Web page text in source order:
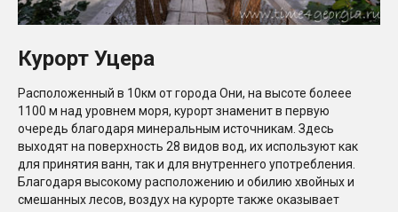
Курорт Уцера
Расположенный в 10км от города Они, на высоте болеее
1100 м над уровнем моря, курорт знаменит в первую
очередь благодаря минеральным источникам. Здесь
выходят на поверхность 28 видов вод, их используют как
для принятия ванн, так и для внутреннего употребления.
Благодаря высокому расположению и обилию хвойных и
смешанных лесов, воздух на курорте также оказывает